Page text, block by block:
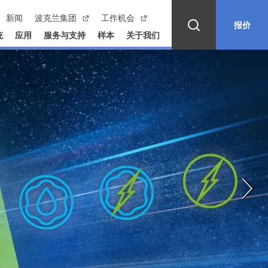
新闻 波克兰集团
工作机会
应用 服务与支持 样本 关于我们
报价